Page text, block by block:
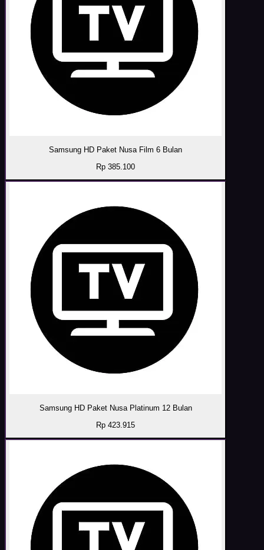
Samsung HD Paket Nusa Film 6 Bulan
Rp 385.100
Samsung HD Paket Nusa Platinum 12 Bulan
Rp 423.915